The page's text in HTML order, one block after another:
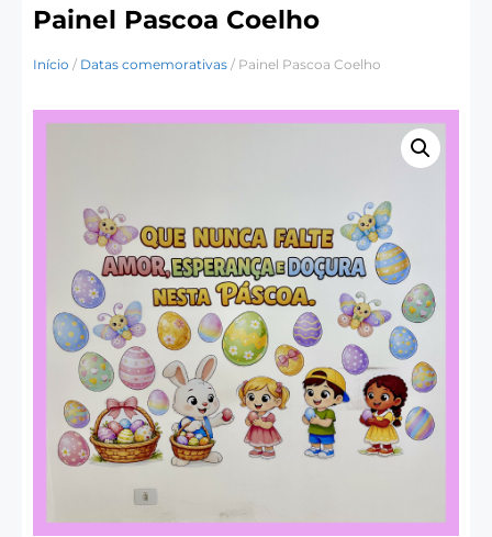
Painel Pascoa Coelho
Início / Datas comemorativas / Painel Pascoa Coelho